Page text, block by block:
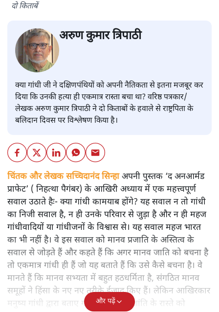
दो किताबें
अरुण कुमार त्रिपाठी
क्या गांधी जी ने दक्षिणपंथियों को अपनी नैतिकता से इतना मजबूर कर
दिया कि उनकी हत्या ही एकमात्र रास्ता बचा था? वरिष्ठ पत्रकार/
लेखक अरुण कुमार त्रिपाठी ने दो किताबों के हवाले से राष्ट्रपिता के
बलिदान दिवस पर विश्लेषण किया है।
चिंतक और लेखक सच्चिदानंद सिन्हाअपनी पुस्तक ‘द अनआर्मड
प्राफेट’ ( निहत्था पैगंबर) के आखिरी अध्याय में एक महत्त्वपूर्ण
सवाल उठाते हैः- क्या गांधी कामयाब होंगे? यह सवाल न तो गांधी
का निजी सवाल है, न ही उनके परिवार से जुड़ा है और न ही महज
गांधीवादियों या गांधीजनों के विश्वास से। यह सवाल महज भारत
का भी नहीं है। वे इस सवाल को मानव प्रजाति के अस्तित्व के
सवाल से जोड़ते हैं और कहते हैं कि अगर मानव जाति को बचना है
तो एकमात्र गांधी ही हैं जो यह बताते हैं कि उसे कैसे बचना है। वे
मानते हैं कि मानव सभ्यता में बहुत हठधर्मिता है, संगठित मानव
समूहों ने हिंसा के नए नए तरीके ईजाद किए हैं। लेकिन आखिरकार
मनुष्य गांधी द्वारा बताए गए अहिंसा और शांति के रास्ते को
और पढ़ें